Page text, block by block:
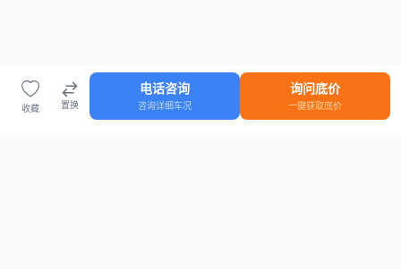
收藏 置换
电话咨询
咨询详细车况
询问底价
一键获取底价
车源 知识 登录